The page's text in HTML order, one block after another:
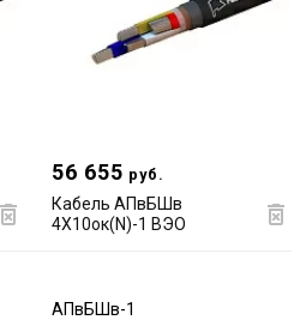
56 655 руб.
Кабель АПвБШв
4Х10ок(N)-1 ВЭО
АПвБШв-1